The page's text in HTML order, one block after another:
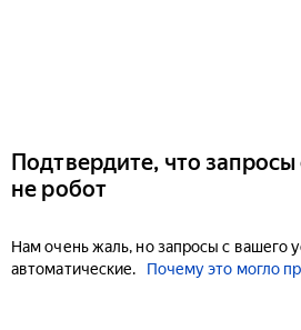
Подтвердите, что
не робот
Нам очень жаль, но запросы с вашего
автоматические.
Почему это могло